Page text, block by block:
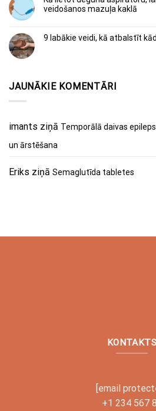
veidošanos mazuļa kaklā
9 labākie veidi, kā atbalstīt
JAUNĀKIE KOMENTĀRI
imants ziņā Temporālā daivas
un ārstēšana
Eriks ziņā Semaglutīda tabletes
KONTAKTS
[email
+1 234 567